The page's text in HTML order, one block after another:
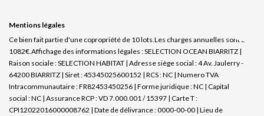
Mentions légales
Ce bien fait partie d'une copropriété de 10 lots.Les charges annuelles sont de
1082€. Affichage des informations légales : SELECTION OCEAN BIARRITZ |
Raison sociale : SELECTION HABITAT | Adresse siège social : 4 Av. Jaulerry -
64200 BIARRITZ | Siret : 45345025600152 | RCS : NC | Numero TVA
Intracommunautaire : FR82453450256 | Forme juridique : NC | Capital
social : NC | Assurance RCP : VD 7.000.001 / 15397 | Carte T :
CPI12022016000008762 | Date de délivrance : 0000-00-00 | Lieu de